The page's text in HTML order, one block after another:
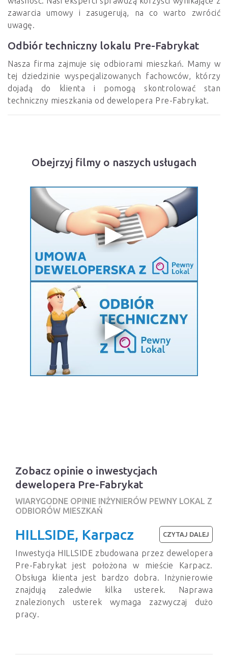
zawarcia umowy i zasugerują, na co warto zwrócić
uwagę.
Odbiór techniczny lokalu Pre-Fabrykat
Nasza firma zajmuje się odbiorami mieszkań. Mamy w
tej dziedzinie wyspecjalizowanych fachowców, którzy
dojadą do klienta i pomogą skontrolować stan
techniczny mieszkania od dewelopera Pre-Fabrykat.
Obejrzyj filmy o naszych usługach
Zobacz opinie o inwestycjach
dewelopera Pre-Fabrykat
WIARYGODNE OPINIE INŻYNIERÓW PEWNY LOKAL Z
ODBIORÓW MIESZKAŃ
HILLSIDE, Karpacz
Inwestycja HILLSIDE zbudowana przez dewelopera
Pre-Fabrykat jest położona w mieście Karpacz.
Obsługa klienta jest bardzo dobra. Inżynierowie
znajdują zaledwie kilka usterek. Naprawa
znalezionych usterek wymaga zazwyczaj dużo
pracy.
CZYTAJ DALEJ